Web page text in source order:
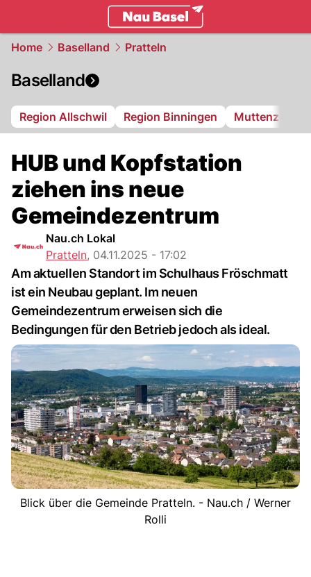
Home Baselland Pratteln
Baselland
Region Allschwil Region Binningen Muttenz
HUB und Kopfstation
ziehen ins neue
Gemeindezentrum
Nau.ch Lokal
Pratteln, 04.11.2025 - 17:02
Am aktuellen Standort im Schulhaus Fröschmatt
ist ein Neubau geplant. Im neuen
Gemeindezentrum erweisen sich die
Bedingungen für den Betrieb jedoch als ideal.
Blick über die Gemeinde Pratteln. - Nau.ch / Werner
Rolli